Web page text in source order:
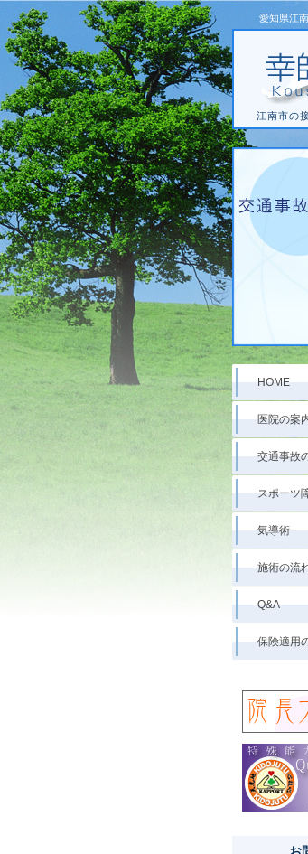
愛知県江
江南市の
HOME
医院の案
交通事故
スポーツ
気導術
施術の流
Q&A
保険適用